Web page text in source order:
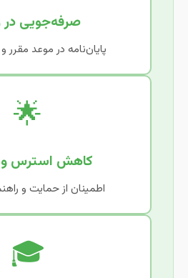
صرفه‌جویی در
پایان‌نامه در موعد مقرر
🌟
کاهش استرس و
اطمینان از حمایت و
🎓